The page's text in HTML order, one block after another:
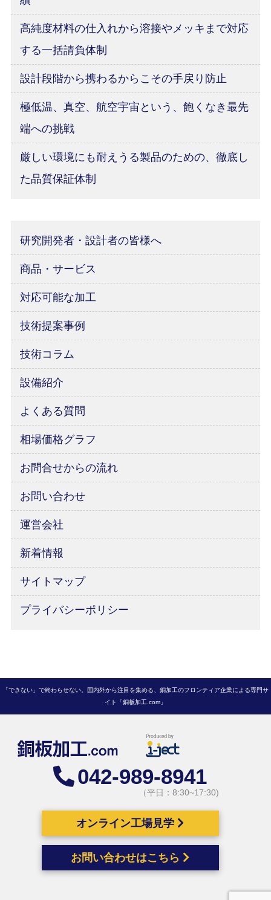
高純度材料の仕入れから溶接やメッキまで対応
する一括請負体制
設計段階から携わるからこその手戻り防止
極低温、真空、航空宇宙という、飽くなき最先
端への挑戦
厳しい環境にも耐えうる製品のための、徹底し
た品質保証体制
研究開発者・設計者の皆様へ
商品・サービス
対応可能な加工
技術提案事例
技術コラム
設備紹介
よくある質問
相場価格グラフ
お問合せからの流れ
お問い合わせ
運営会社
新着情報
サイトマップ
プライバシーポリシー
「できない」で終わらせない。国内外から注目を集める、銅加工のフロンティア企業による専門サ
イト「銅板加工.com」
042-989-8941
（平日：8:30~17:30)
オンライン工場見学
お問い合わせはこちら